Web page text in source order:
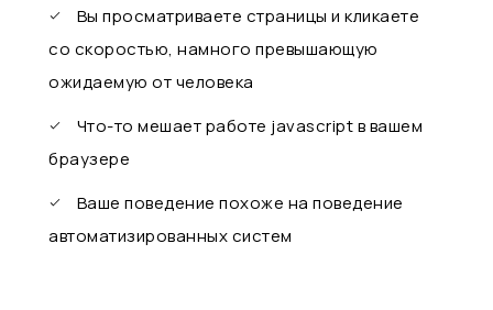
Вы просматриваете страницы и кликаете
со скоростью, намного превышающую
ожидаемую от человека
Что-то мешает работе javascript в вашем
браузере
Ваше поведение похоже на поведение
автоматизированных систем